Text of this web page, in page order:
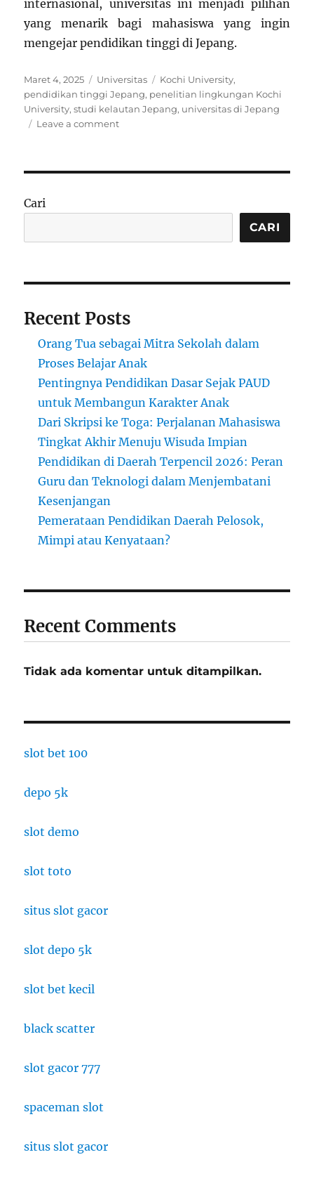
internasional, universitas ini menjadi pilihan
yang menarik bagi mahasiswa yang ingin
mengejar pendidikan tinggi di Jepang.
Posted
on
Maret 4, 2025 Categories
Universitas Tags
Kochi University,
pendidikan tinggi Jepang, penelitian lingkungan Kochi
University,studi kelautan Jepang, universitas di Jepang
Leave a commenton
Jepang
Fokus
Inovasi
Cari
CARI
Recent Posts
Orang Tua sebagai Mitra Sekolah dalam
Proses Belajar Anak
Pentingnya Pendidikan Dasar Sejak PAUD
untuk Membangun Karakter Anak
Dari Skripsi ke Toga: Perjalanan Mahasiswa
Tingkat Akhir Menuju Wisuda Impian
Pendidikan di Daerah Terpencil 2026: Peran
Guru dan Teknologi dalam Menjembatani
Kesenjangan
Pemerataan Pendidikan Daerah Pelosok,
Mimpi atau Kenyataan?
Recent Comments
Tidak ada komentar untuk ditampilkan.
slot bet 100
depo 5k
slot demo
slot toto
situs slot gacor
slot depo 5k
slot bet kecil
black scatter
slot gacor 777
spaceman slot
situs slot gacor